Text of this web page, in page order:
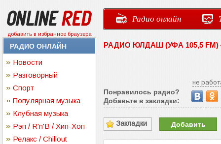
добавить в избранное браузера
Радио онлайн
РАДИО ОНЛАЙН
Новости
Разговорный
Спорт
Популярная музыка
Клубная музыка
Рэп / R'n'B / Хип-Хоп
Релакс / Chillout
РАДИО ЮЛДАШ (УФА 105,5
не
Понравилось радио?
Добавьте в закладки:
Закладки Добавить